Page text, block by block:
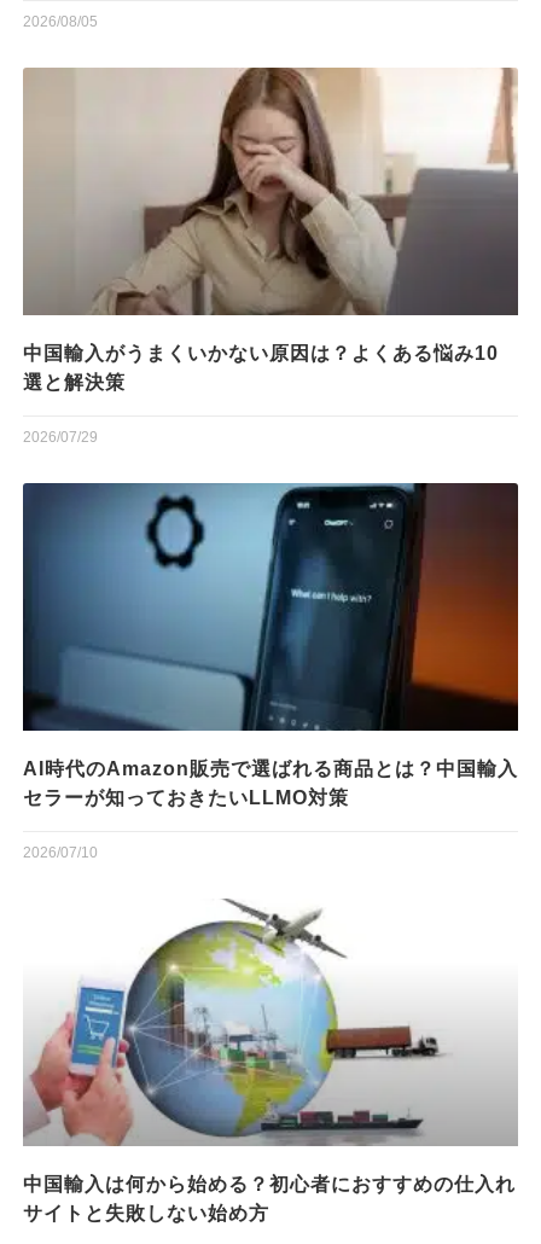
2026/08/05
中国輸入がうまくいかない原因は？よくある悩み10
選と解決策
2026/07/29
AI時代のAmazon販売で選ばれる商品とは？中国輸入
セラーが知っておきたいLLMO対策
2026/07/10
中国輸入は何から始める？初心者におすすめの仕入れ
サイトと失敗しない始め方